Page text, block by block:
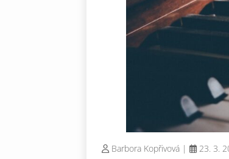
Barbora Kopřivová | 23. 3.